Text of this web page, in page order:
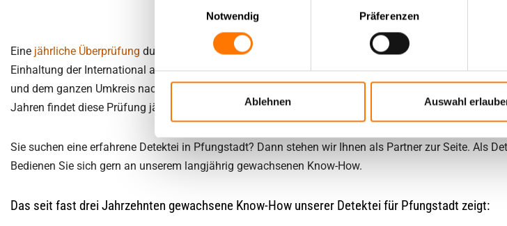
Notwendig
Präferenzen
Ablehnen Auswahl
Eine jährliche Überprüfung durch den TÜV nach DIN SPEC 33452 für ‚geprüfte, nachweisbare
Einhaltung der International anerkannten Qualitätsrichtlinien dieser Qualitätsnorm. Was Ihnen das
und dem ganzen Umkreis nach international anerkannten und bewährten Qualitätsstandards
Jahren findet diese Prüfung jährlich, mehrtätig durch den TÜV statt.
Sie suchen eine erfahrene Detektei in Pfungstadt? Dann stehen wir Ihnen als Partner zur Seite. Als
Bedienen Sie sich gern an unserem langjährig gewachsenen Know-How.
Das seit fast drei Jahrzehnten gewachsene Know-How unserer Detektei für Pfungstadt zeigt: